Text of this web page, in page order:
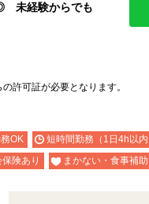
未経験からでも
許可証が必要となります。
OK 短時間勤務（1日4h以
険あり まかない・食事補助